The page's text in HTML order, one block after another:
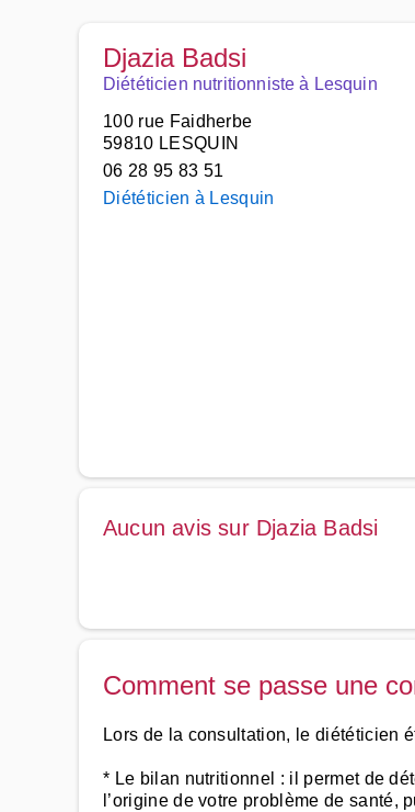
Djazia Badsi
Diététicien nutritionniste à Lesquin
100 rue Faidherbe
59810 LESQUIN
06 28 95 83 51
Diététicien à Lesquin
Aucun avis sur Djazia Badsi
Comment se passe une
Lors de la consultation, le diététicien
* Le bilan nutritionnel : il permet de
l’origine de votre problème de